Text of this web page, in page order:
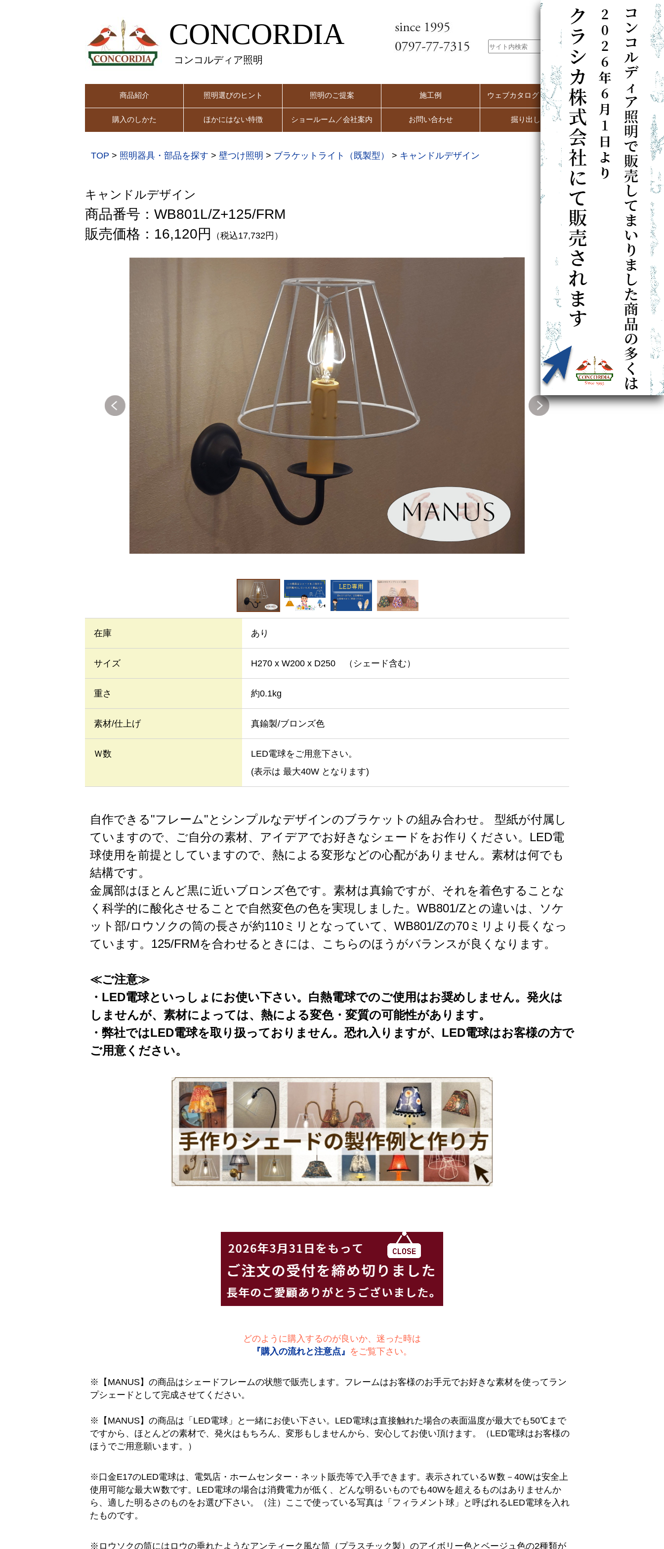
CONCORDIA
コンコルディア照明
商品紹介 照明選びのヒント 照明のご提案 施工例 ウェブカタログ（PC用）
購入のしかた ほかにはない特徴 ショールーム／会社案内 お問い合わせ 掘り出し市
TOP > 照明器具・部品を探す > 壁つけ照明 > ブラケットライト（既製型） > キャンドルデザイン
キャンドルデザイン
商品番号：WB801L/Z+125/FRM
販売価格：16,120円
（税込17,732円）
在庫 あり
サイズ H270 x W200 x D250 （シェード含む）
重さ 約0.1kg
素材/仕上げ 真鍮製/ブロンズ色
Ｗ数
LED電球をご用意下さい。
(表示は 最大40W となります)
自作できる"フレーム"とシンプルなデザインのブラケットの組み合わせ。 型紙が付属し
ていますので、ご自分の素材、アイデアでお好きなシェードをお作りください。LED電
球使用を前提としていますので、熱による変形などの心配がありません。素材は何でも
結構です。
金属部はほとんど黒に近いブロンズ色です。素材は真鍮ですが、それを着色することな
く科学的に酸化させることで自然変色の色を実現しました。WB801/Zとの違いは、ソケ
ット部/ロウソクの筒の長さが約110ミリとなっていて、WB801/Zの70ミリより長くなっ
ています。125/FRMを合わせるときには、こちらのほうがバランスが良くなります。
≪ご注意≫
・LED電球といっしょにお使い下さい。白熱電球でのご使用はお奨めしません。発火は
しませんが、素材によっては、熱による変色・変質の可能性があります。
・弊社ではLED電球を取り扱っておりません。恐れ入りますが、LED電球はお客様の方で
ご用意ください。
どのように購入するのが良いか、迷った時は
『購入の流れと注意点』 をご覧下さい。
※【MANUS】の商品はシェードフレームの状態で販売します。フレームはお客様のお手元でお好きな素材を使ってラン
プシェードとして完成させてください。
※【MANUS】の商品は「LED電球」と一緒にお使い下さい。LED電球は直接触れた場合の表面温度が最大でも50℃まで
ですから、ほとんどの素材で、発火はもちろん、変形もしませんから、安心してお使い頂けます。（LED電球はお客様の
ほうでご用意願います。）
※口金E17のLED電球は、電気店・ホームセンター・ネット販売等で入手できます。表示されているＷ数－40Wは安全上
使用可能な最大Ｗ数です。LED電球の場合は消費電力が低く、どんな明るいものでも40Wを超えるものはありませんか
ら、適した明るさのものをお選び下さい。（注）ここで使っている写真は「フィラメント球」と呼ばれるLED電球を入れ
たものです。
※ロウソクの筒にはロウの垂れたようなアンティーク風な筒（プラスチック製）のアイボリー色とベージュ色の2種類が